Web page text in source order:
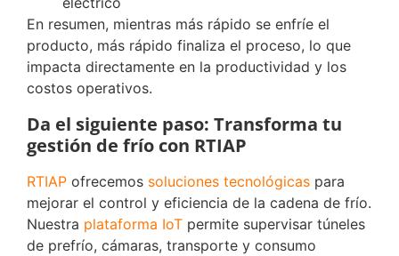
En resumen, mientras más rápido se enfríe el
producto, más rápido finaliza el proceso, lo que
impacta directamente en la productividad y los
costos operativos.
Da el siguiente paso: Transforma tu
gestión de frío con RTIAP
RTIAP ofrecemos soluciones tecnológicas para
mejorar el control y eficiencia de la cadena de frío.
Nuestra plataforma IoT permite supervisar túneles
de prefrío, cámaras, transporte y consumo